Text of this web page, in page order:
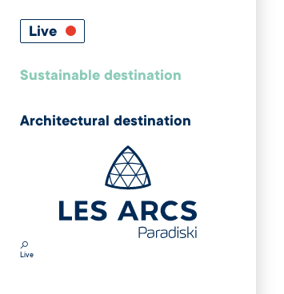
Live
Sustainable destination
Architectural destination
Live